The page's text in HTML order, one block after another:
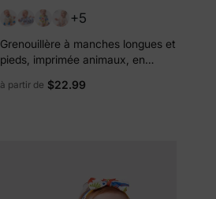
+5
Grenouillère à manches longues et
pieds, imprimée animaux, en
avec fermeture éclair à double
à partir de $22.99